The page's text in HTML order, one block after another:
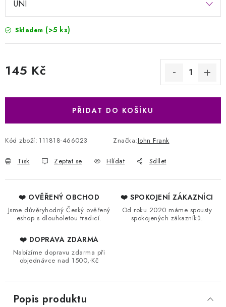
Skladem (>5 ks)
145 Kč
PŘIDAT DO KOŠÍKU
Kód zboží: 111818-466023 Značka:John Frank
Tisk Zeptat se Hlídat Sdílet
❤️ OVĚŘENÝ OBCHOD
Jsme důvěryhodný Český ověřený
eshop s dlouholetou tradicí.
❤️ SPOKOJENÍ ZÁKAZNÍCI
Od roku 2020 máme spousty
spokojených zákazníků.
❤️ DOPRAVA ZDARMA
Nabízíme dopravu zdarma při
objednávce nad 1500,-Kč
Popis produktu